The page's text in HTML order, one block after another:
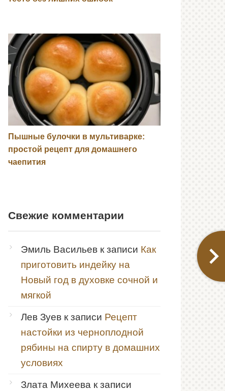
Пышные булочки в мультиварке:
простой рецепт для домашнего
чаепития
Свежие комментарии
Эмиль Васильев к записи Как
приготовить индейку на
Новый год в духовке сочной и
мягкой
Лев Зуев к записи Рецепт
настойки из черноплодной
рябины на спирту в домашних
условиях
Злата Михеева к записи